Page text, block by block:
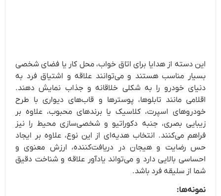
این دسته از هدایا برای اتاق خواب، محل کار یا فضای شخصی
بسیار مناسب هستند و می‌توانند علاقه و اشتیاق فرد به
دنیای خودرو را به شکلی خلاقانه و جذاب نمایش دهند.
اقلامی مانند تابلوها، پوسترها و قاب‌های دیواری با طرح
خودروهای اسپرت، کلاسیک یا برندهای محبوب، علاوه بر
زیبایی بصری، جنبه دکوراتیو و شخصی‌سازی محیط را نیز
فراهم می‌کنند. انتخاب هدیه‌ای از این نوع، علاوه بر ایجاد
حس رضایت و هیجان در دریافت‌کننده، ارزش معنوی و
احساسی بالایی دارد و می‌تواند یادآور علاقه و شناخت دقیق
شما از سلیقه فرد باشد.
نمونه‌ها: